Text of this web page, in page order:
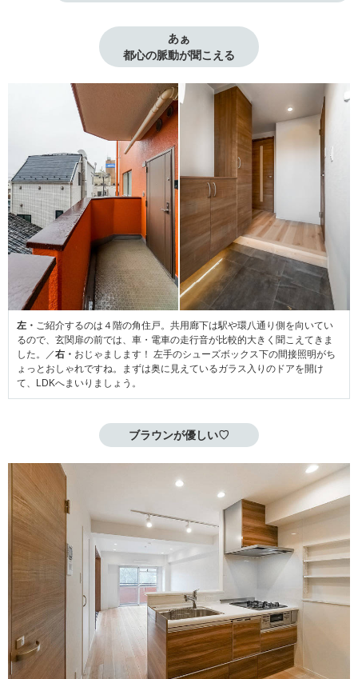
あぁ
都心の脈動が聞こえる
左・ ご紹介するのは４階の角住戸。共用廊下は駅や環八通り側を向いてい
るので、玄関扉の前では、車・電車の走行音が比較的大きく聞こえてきま
した。／右・ おじゃまします！ 左手のシューズボックス下の間接照明がち
ょっとおしゃれですね。まずは奥に見えているガラス入りのドアを開け
て、LDKへまいりましょう。
ブラウンが優しい♡